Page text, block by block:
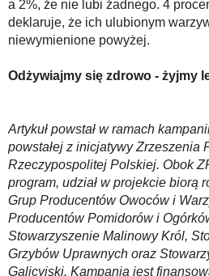
a 2%, że nie lubi żadnego. 4
deklaruje, że ich ulubionym
niewymienione powyżej.
Odżywiajmy się zdrowo - żyjmy
Artykuł powstał w ramach
powstałej z inicjatywy Zrzeszenia
Rzeczypospolitej Polskiej. Obok
program, udział w projekcie biorą
Grup Producentów Owoców i
Producentów Pomidorów i
Stowarzyszenie Malinowy Król,
Grzybów Uprawnych oraz
Galicyjski. Kampania jest